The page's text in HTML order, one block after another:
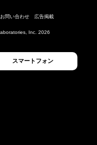
お問い合わせ 広告掲載
Inc. 2026
スマートフォン